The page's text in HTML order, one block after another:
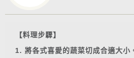
【料理步驟】
1. 將各式喜愛的蔬菜切成合適大小